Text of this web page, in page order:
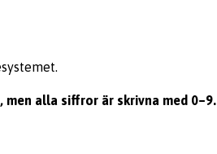
men alla siffror är skrivna med 0–9.